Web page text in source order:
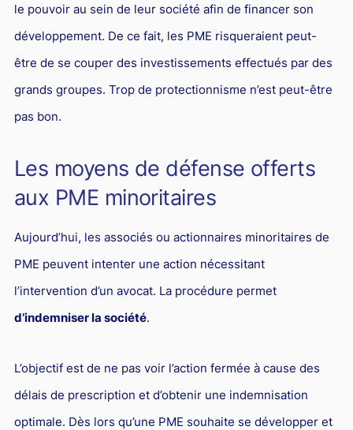
le pouvoir au sein de leur société afin de financer son
développement. De ce fait, les PME risqueraient peut-
être de se couper des investissements effectués par des
grands groupes. Trop de protectionnisme n’est peut-être
pas bon.
Les moyens de défense offerts
aux PME minoritaires
Aujourd’hui, les associés ou actionnaires minoritaires de
PME peuvent intenter une action nécessitant
l’intervention d’un avocat. La procédure permet
d’indemniser la société.
L’objectif est de ne pas voir l’action fermée à cause des
délais de prescription et d’obtenir une indemnisation
optimale. Dès lors qu’une PME souhaite se développer et